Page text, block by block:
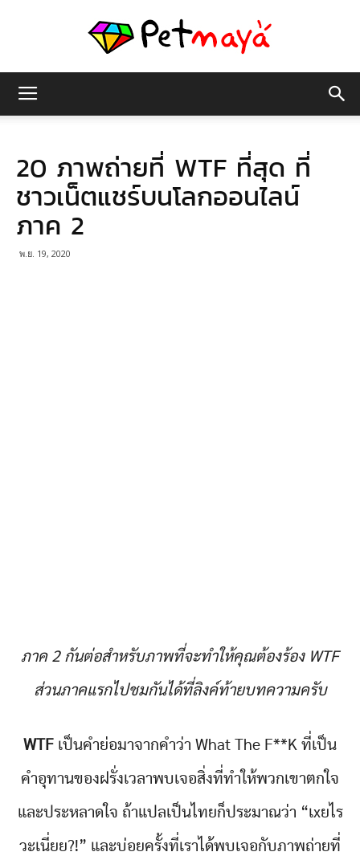
มายา
20 ภาพถ่ายที่ WTF ที่สุด ที่
ชาวเน็ตแชร์บนโลกออนไลน์
ภาค 2
พ.ย. 19, 2020
ภาค 2 กันต่อสำหรับภาพที่จะทำให้คุณต้องร้อง WTF
ส่วนภาคแรกไปชมกันได้ที่ลิงค์ท้ายบทความครับ
WTF เป็นคำย่อมาจากคำว่า What The F**K ที่เป็น
คำอุทานของฝรั่งเวลาพบเจอสิ่งที่ทำให้พวกเขาตกใจ
และประหลาดใจ ถ้าแปลเป็นไทยก็ประมาณว่า “เxยไร
วะเนี่ยย?!” และบ่อยครั้งที่เราได้พบเจอกับภาพถ่ายที่